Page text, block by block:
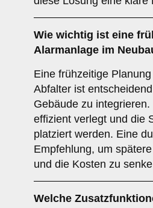
Wie wichtig ist eine
Alarmanlage im
Eine frühzeitige
Abfalter ist
Gebäude zu
effizient verlegt und die
platziert werden. Eine
Empfehlung, um
und die Kosten zu
Welche